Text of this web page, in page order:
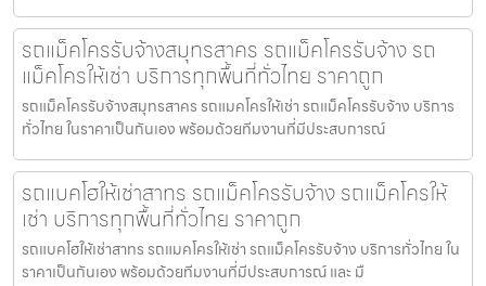
รถแม็คโครรับจ้างสมุทรสาคร รถแม็คโครรับจ้าง รถ
แม็คโครให้เช่า บริการทุกพื้นที่ทั่วไทย ราคาถูก
รถแม็คโครรับจ้างสมุทรสาคร รถแมคโครให้เช่า รถแม็คโครรับจ้าง บริการ
ทั่วไทย ในราคาเป็นกันเอง พร้อมด้วยทีมงานที่มีประสบการณ์
รถแบคโฮให้เช่าสาทร รถแม็คโครรับจ้าง รถแม็คโครให้
เช่า บริการทุกพื้นที่ทั่วไทย ราคาถูก
รถแบคโฮให้เช่าสาทร รถแมคโครให้เช่า รถแม็คโครรับจ้าง บริการทั่วไทย ใน
ราคาเป็นกันเอง พร้อมด้วยทีมงานที่มีประสบการณ์ และ มื